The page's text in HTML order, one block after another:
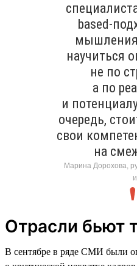
based-
научиться
не по
а по
и
очередь,
свои
на
Марина Дорохова,
Отрасли бьют
В сентябре в ряде СМИ были